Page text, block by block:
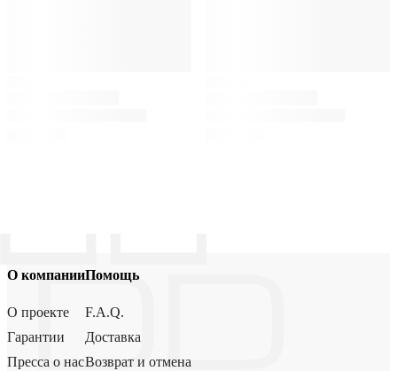
О компании
О проекте
Гарантии
Пресса о нас
Помощь
F.A.Q.
Доставка
Возврат и отмена